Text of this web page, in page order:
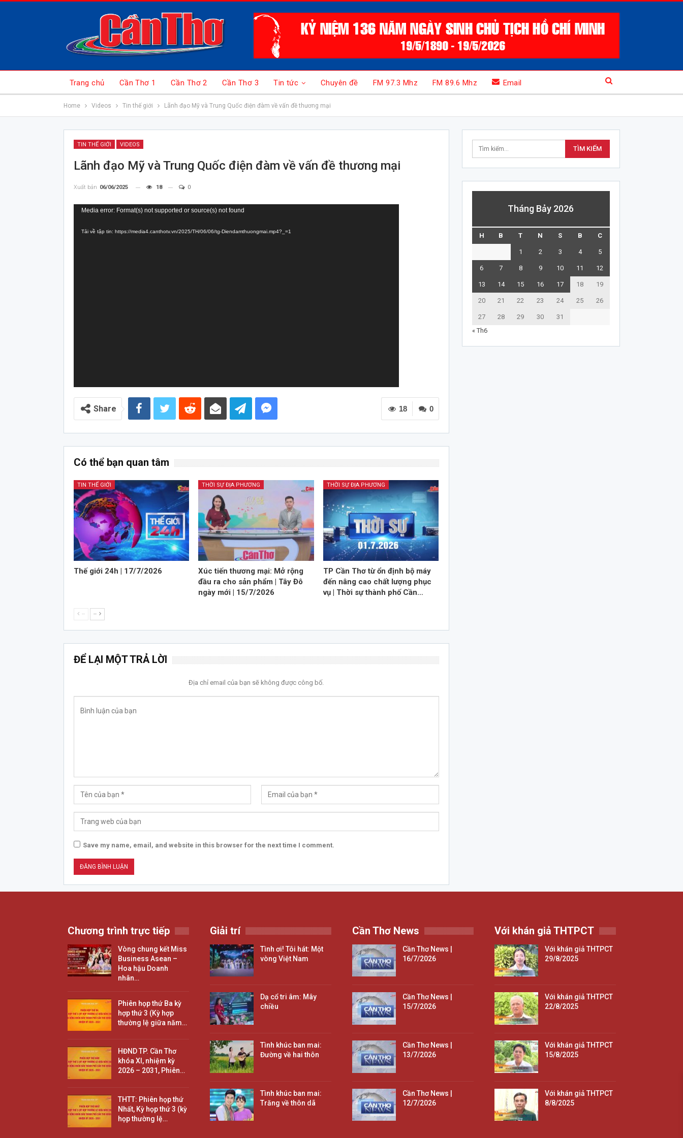
Trang chủ Cần Thơ 1 Cần Thơ 2 Cần Thơ 3 Tin tức Chuyên đề FM 97.3 Mhz FM 89.6 Mhz Email
Home Videos Tin thế giới Lãnh đạo Mỹ và Trung Quốc điện đàm về vấn đề thương mại
TIN THẾ GIỚI VIDEOS
Lãnh đạo Mỹ và Trung Quốc điện đàm về vấn đề thương mại
Xuất bản 06/06/2025 18 0
Trình
Video
Media error: Format(s) not supported or source(s) not found
Tải về tập tin: https://media4.canthotv.vn/2025/TH/06/06/tg-Diendamthuongmai.mp4?_=1
0
18
Share
Có thể bạn quan tâm
TIN THẾ GIỚI
Thế giới 24h | 17/7/2026
THỜI SỰ ĐỊA PHƯƠNG
Xúc tiến thương mại: Mở rộng
đầu ra cho sản phẩm | Tây Đô
ngày mới | 15/7/2026
THỜI SỰ ĐỊA PHƯƠNG
TP Cần Thơ từ ổn định bộ máy
đến nâng cao chất lượng phục
vụ | Thời sự thành phố Cần…
-- --
ĐỂ LẠI MỘT TRẢ LỜI
Địa chỉ email của bạn sẽ không được công bố.
Save my name, email, and website in this browser for the next time I comment.
Tháng Bảy 2026
H B T N S B C
1 2 3 4 5
6 7 8 9 10 11 12
13 14 15 16 17 18 19
20 21 22 23 24 25 26
27 28 29 30
31
« Th6
Chương trình trực tiếp
Vòng chung kết Miss
Business Asean –
Hoa hậu Doanh
nhân…
Phiên họp thứ Ba kỳ
hợp thứ 3 (Kỳ hợp
thường lệ giữa năm…
HĐND TP. Cần Thơ
khóa XI, nhiệm kỳ
2026 – 2031, Phiên…
THTT: Phiên họp thứ
Nhất, Kỳ họp thứ 3 (kỳ
họp thường lệ…
Giải trí
Tình ơi! Tôi hát: Một
vòng Việt Nam
Dạ cổ tri âm: Mây
chiều
Tình khúc ban mai:
Đường về hai thôn
Tình khúc ban mai:
Trăng về thôn dã
Cần Thơ News
Cần Thơ News |
16/7/2026
Cần Thơ News |
15/7/2026
Cần Thơ News |
13/7/2026
Cần Thơ News |
12/7/2026
Với khán giả THTPCT
Với khán giả THTPCT
29/8/2025
Với khán giả THTPCT
22/8/2025
Với khán giả THTPCT
15/8/2025
Với khán giả THTPCT
8/8/2025